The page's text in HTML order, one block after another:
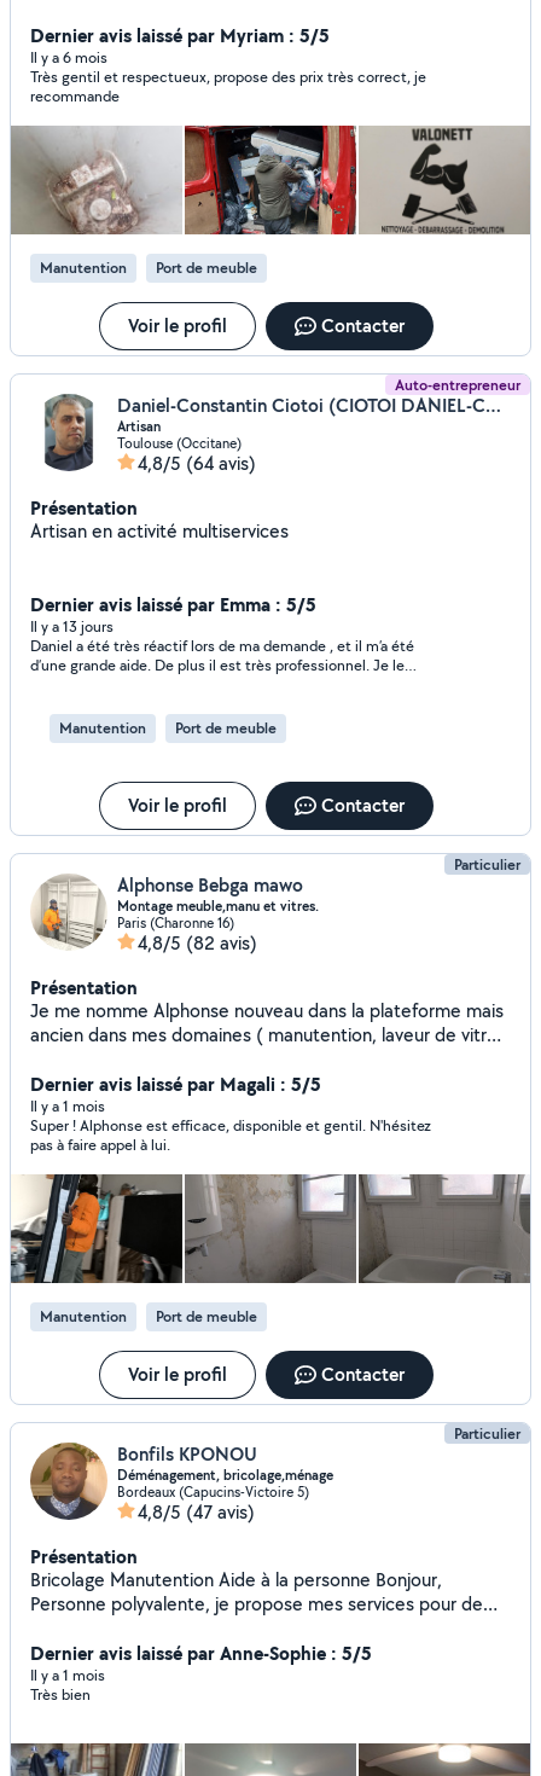
enlèvement, transport, évacuation des déchets et
nettoyage final. »
Dernier avis laissé par Myriam : 5/5
Il y a 6 mois
Très gentil et respectueux, propose des prix très correct, je
recommande
Manutention Port de meuble
Voir le profil Contacter
Auto-entrepreneur
Daniel-Constantin Ciotoi (CIOTOI DANIEL-CONSTANTIN)
Artisan
Toulouse (Occitane)
4,8/5 (64 avis)
Présentation
Artisan en activité multiservices
Dernier avis laissé par Emma : 5/5
Il y a 13 jours
Daniel a été très réactif lors de ma demande , et il m’a été
d’une grande aide. De plus il est très professionnel. Je le
Manutention Port de meuble
Voir le profil Contacter
Particulier
Alphonse Bebga mawo
Montage meuble,manu et vitres.
Paris (Charonne 16)
4,8/5 (82 avis)
Présentation
Je me nomme Alphonse nouveau dans la plateforme mais
ancien dans mes domaines ( manutention, laveur de vitres
fiable, respectueux ,sourire, dynamique et ponctuel qui
sont surtout mes clés de réussite
Dernier avis laissé par Magali : 5/5
Il y a 1 mois
Super ! Alphonse est efficace, disponible et gentil. N'hésitez
pas à faire appel à lui.
Manutention Port de meuble
Voir le profil Contacter
Particulier
Bonfils KPONOU
Déménagement, bricolage,ménage
Bordeaux (Capucins-Victoire 5)
4,8/5 (47 avis)
Présentation
Bricolage Manutention Aide à la personne Bonjour,
Personne polyvalente, je propose mes services pour de
meubles, pose de tringles, étagères, peinture, petites
réparations Manutention : aide au déménagement, port
de charges, Aide à la personne : courses,
entretien de logement Je sais m'adapter à différentes
Dernier avis laissé par Anne-Sophie : 5/5
Il y a 1 mois
Très bien